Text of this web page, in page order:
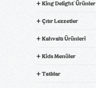
King Delight® Ürünler
Çıtır Lezzetler
Kahvaltı Ürünleri
Kids Menüler
Tatlılar